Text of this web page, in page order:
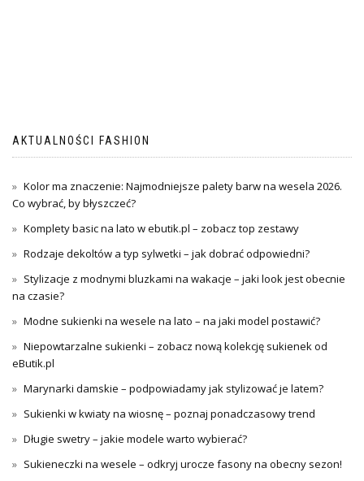
AKTUALNOŚCI FASHION
Kolor ma znaczenie: Najmodniejsze palety barw na wesela 2026.
Co wybrać, by błyszczeć?
Komplety basic na lato w ebutik.pl – zobacz top zestawy
Rodzaje dekoltów a typ sylwetki – jak dobrać odpowiedni?
Stylizacje z modnymi bluzkami na wakacje – jaki look jest obecnie
na czasie?
Modne sukienki na wesele na lato – na jaki model postawić?
Niepowtarzalne sukienki – zobacz nową kolekcję sukienek od
eButik.pl
Marynarki damskie – podpowiadamy jak stylizować je latem?
Sukienki w kwiaty na wiosnę – poznaj ponadczasowy trend
Długie swetry – jakie modele warto wybierać?
Sukieneczki na wesele – odkryj urocze fasony na obecny sezon!